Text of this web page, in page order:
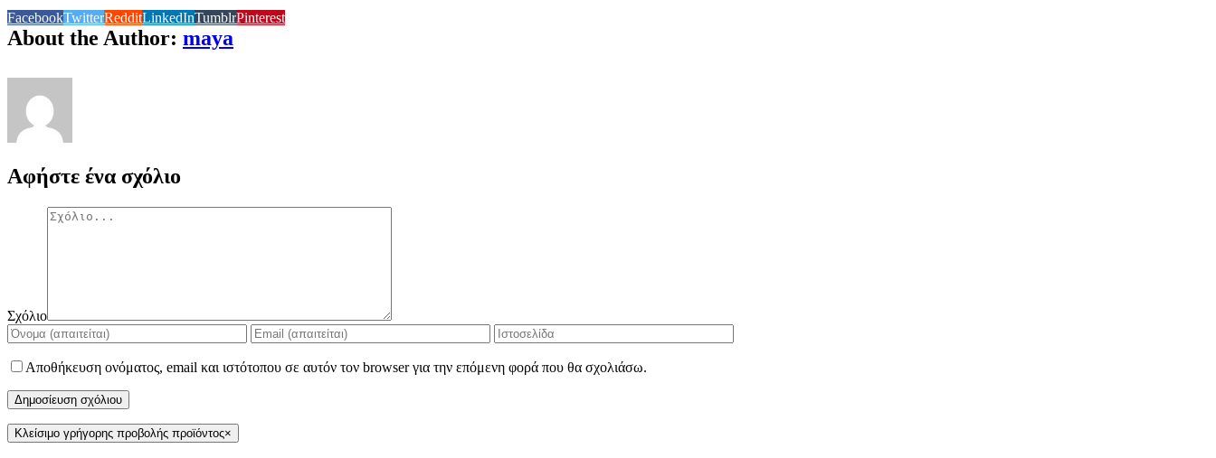
FacebookTwitterRedditLinkedInTumblrPinterest
About the Author: maya
Αφήστε ένα σχόλιο
Σχόλιο
Αποθήκευση ονόματος, email και ιστότοπου σε αυτόν τον browser για την επόμενη φορά που θα σχολιάσω.
Κλείσιμο γρήγορης προβολής προϊόντος×